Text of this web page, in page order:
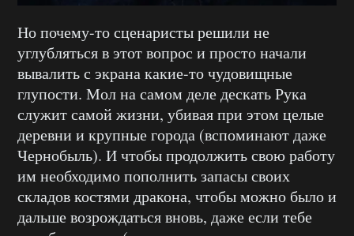
Но почему-то сценаристы решили не
углубляться в этот вопрос и просто начали
вывалить с экрана какие-то чудовищные
глупости. Мол на самом деле дескать Рука
служит самой жизни, убивая при этом целые
деревни и крупные города (вспоминают даже
Чернобыль). И чтобы продолжить свою работу
им необходимо пополнить запасы своих
складов костями дракона, чтобы можно было и
дальше возрождаться вновь, даже если тебе